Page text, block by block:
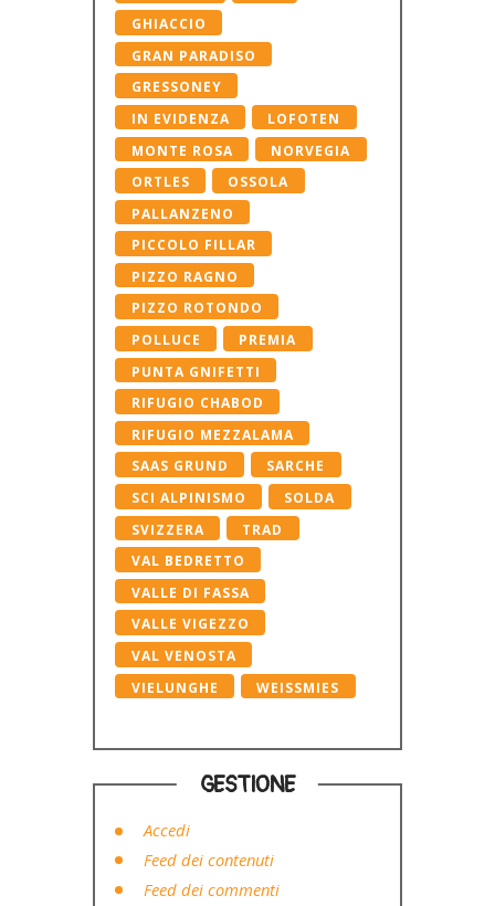
GHIACCIO
GRAN PARADISO
GRESSONEY
IN EVIDENZA
LOFOTEN
MONTE ROSA
NORVEGIA
ORTLES
OSSOLA
PALLANZENO
PICCOLO FILLAR
PIZZO RAGNO
PIZZO ROTONDO
POLLUCE
PREMIA
PUNTA GNIFETTI
RIFUGIO CHABOD
RIFUGIO MEZZALAMA
SAAS GRUND
SARCHE
SCI ALPINISMO
SOLDA
SVIZZERA
TRAD
VAL BEDRETTO
VALLE DI FASSA
VALLE VIGEZZO
VAL VENOSTA
VIELUNGHE
WEISSMIES
GESTIONE
Accedi
Feed dei contenuti
Feed dei commenti